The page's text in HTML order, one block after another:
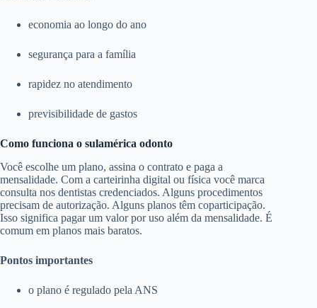
economia ao longo do ano
segurança para a família
rapidez no atendimento
previsibilidade de gastos
Como funciona o sulamérica odonto
Você escolhe um plano, assina o contrato e paga a
mensalidade. Com a carteirinha digital ou física você marca
consulta nos dentistas credenciados. Alguns procedimentos
precisam de autorização. Alguns planos têm coparticipação.
Isso significa pagar um valor por uso além da mensalidade. É
comum em planos mais baratos.
Pontos importantes
o plano é regulado pela ANS